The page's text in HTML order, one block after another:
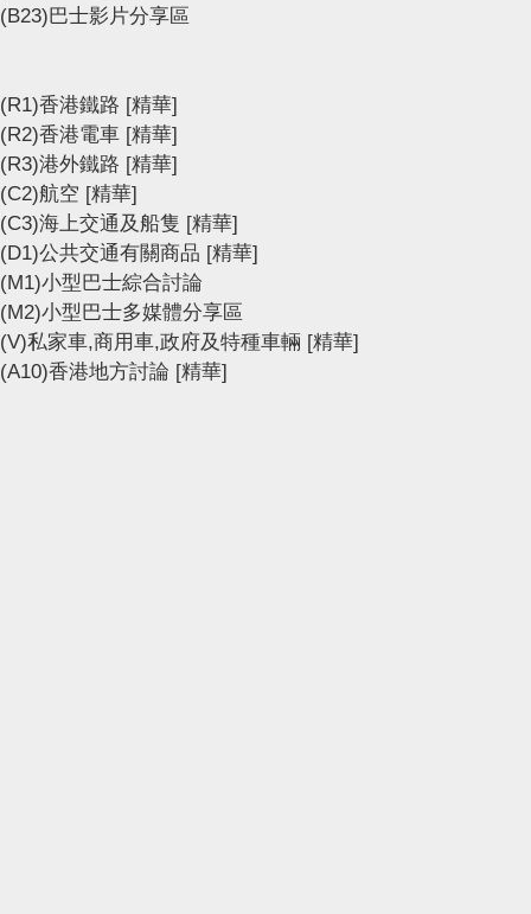
(B23)巴士影片分享區
(R1)香港鐵路 [精華]
(R2)香港電車 [精華]
(R3)港外鐵路 [精華]
(C2)航空 [精華]
(C3)海上交通及船隻 [精華]
(D1)公共交通有關商品 [精華]
(M1)小型巴士綜合討論
(M2)小型巴士多媒體分享區
(V)私家車,商用車,政府及特種車輛 [精華]
(A10)香港地方討論 [精華]